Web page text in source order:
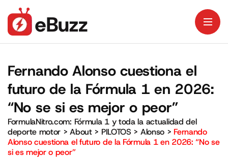
Fernando Alonso cuestiona el
futuro de la Fórmula 1 en 2026:
“No se si es mejor o peor”
FormulaNitro.com: Fórmula 1 y toda la actualidad del
deporte motor >About> PILOTOS > Alonso > Fernando
Alonso cuestiona el futuro de la Fórmula 1 en 2026: “No se
si es mejor o peor”